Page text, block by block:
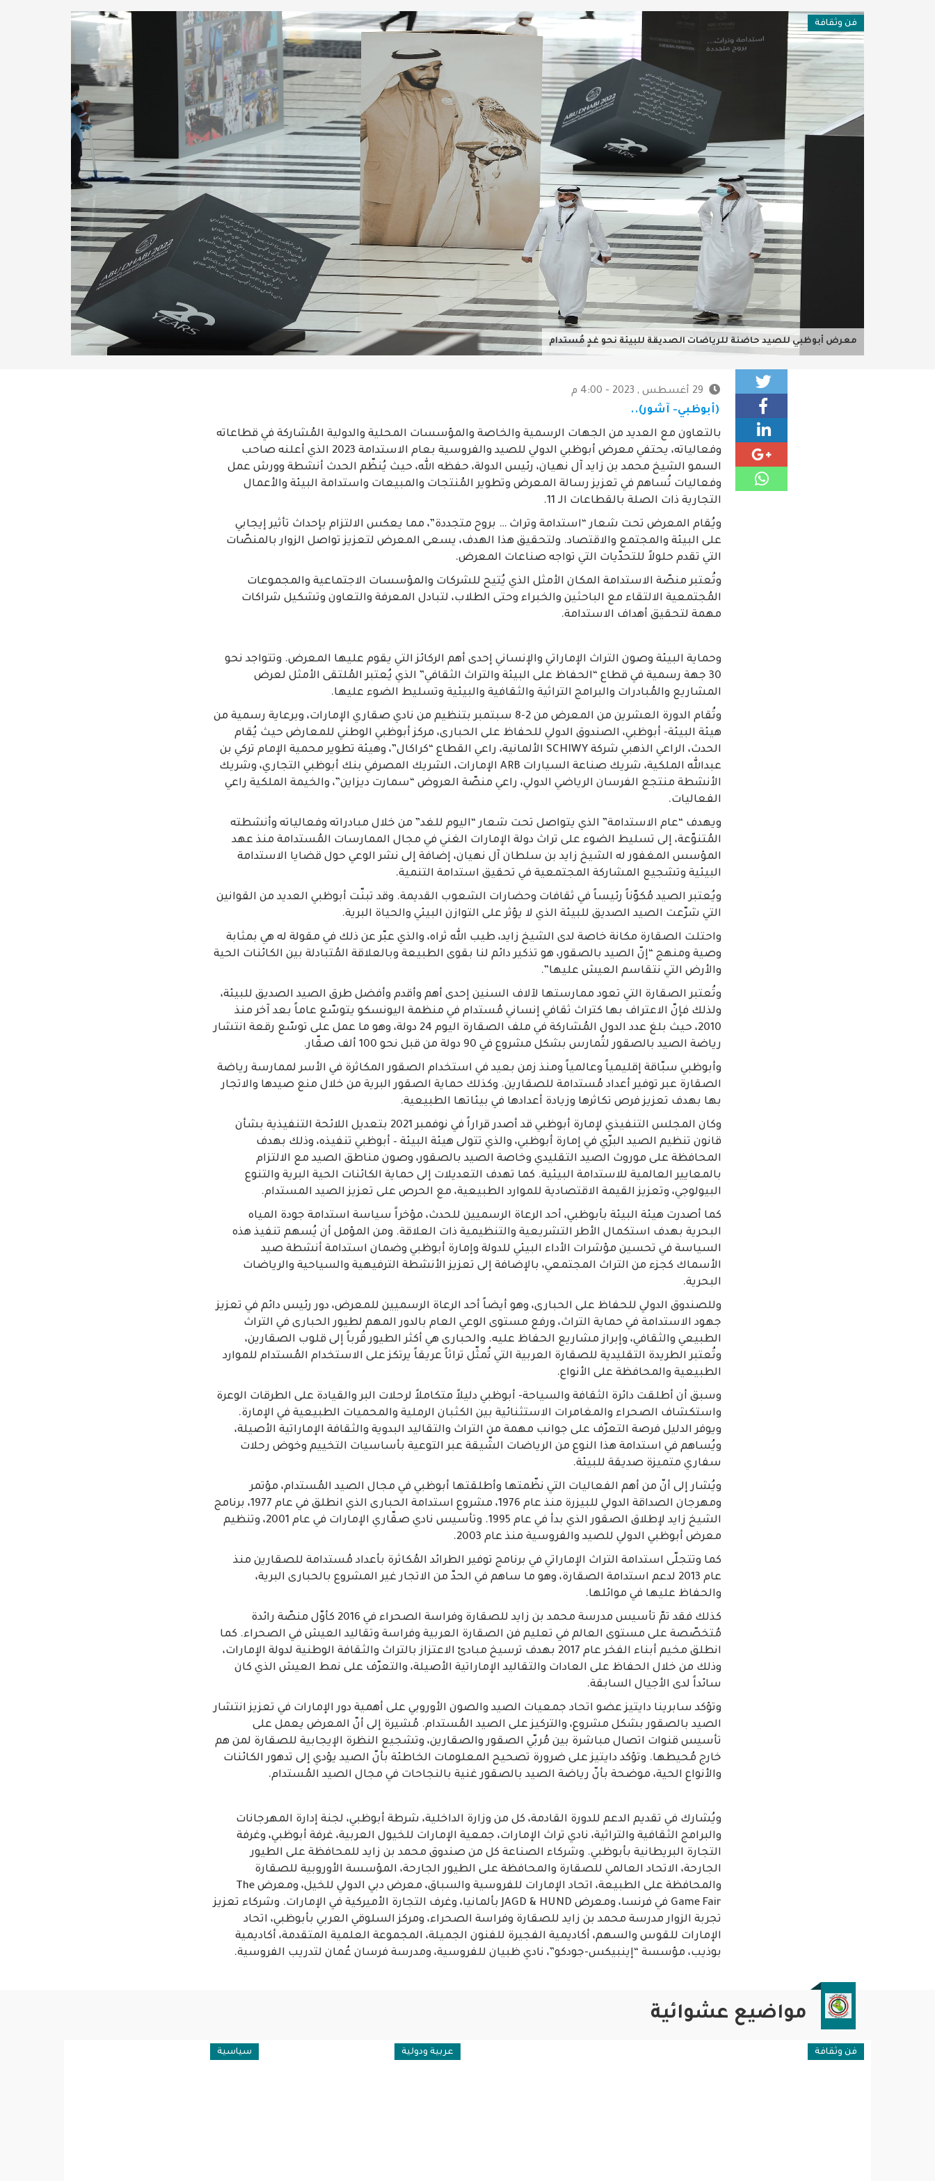
فن وثقافة
معرض أبوظبي للصيد حاضنة للرياضات الصديقة للبيئة نحو غدٍ مُستدام
29 أغسطس , 2023 - 4:00 م
(أبوظبي- آشور)..
بالتعاون مع العديد من الجهات الرسمية والخاصة والمؤسسات المحلية والدولية المُشاركة في قطاعاته
وفعالياته، يحتفي معرض أبوظبي الدولي للصيد والفروسية بعام الاستدامة 2023 الذي أعلنه صاحب
السمو الشيخ محمد بن زايد آل نهيان، رئيس الدولة، حفظه الله، حيث يُنظّم الحدث أنشطة وورش عمل
وفعاليات تُساهم في تعزيز رسالة المعرض وتطوير المُنتجات والمبيعات واستدامة البيئة والأعمال
التجارية ذات الصلة بالقطاعات الـ 11.
ويُقام المعرض تحت شعار “استدامة وتراث … بروح متجددة”، مما يعكس الالتزام بإحداث تأثير إيجابي
على البيئة والمجتمع والاقتصاد. ولتحقيق هذا الهدف، يسعى المعرض لتعزيز تواصل الزوار بالمنصّات
التي تقدم حلولاً للتحدّيات التي تواجه صناعات المعرض.
وتُعتبر منصّة الاستدامة المكان الأمثل الذي يُتيح للشركات والمؤسسات الاجتماعية والمجموعات
المُجتمعية الالتقاء مع الباحثين والخبراء وحتى الطلاب، لتبادل المعرفة والتعاون وتشكيل شراكات
مهمة لتحقيق أهداف الاستدامة.
وحماية البيئة وصون التراث الإماراتي والإنساني إحدى أهم الركائز التي يقوم عليها المعرض. وتتواجد نحو
30 جهة رسمية في قطاع “الحفاظ على البيئة والتراث الثقافي” الذي يُعتبر المُلتقى الأمثل لعرض
المشاريع والمُبادرات والبرامج التراثية والثقافية والبيئية وتسليط الضوء عليها.
وتُقام الدورة العشرين من المعرض من 2-8 سبتمبر بتنظيم من نادي صقاري الإمارات، وبرعاية رسمية من
هيئة البيئة- أبوظبي، الصندوق الدولي للحفاظ على الحبارى، مركز أبوظبي الوطني للمعارض حيث يُقام
الحدث، الراعي الذهبي شركة SCHIWY الألمانية، راعي القطاع “كراكال”، وهيئة تطوير محمية الإمام تركي بن
عبدالله الملكية، شريك صناعة السيارات ARB الإمارات، الشريك المصرفي بنك أبوظبي التجاري، وشريك
الأنشطة منتجع الفرسان الرياضي الدولي، راعي منصّة العروض “سمارت ديزاين”، والخيمة الملكية راعي
الفعاليات.
ويهدف “عام الاستدامة” الذي يتواصل تحت شعار “اليوم للغد” من خلال مبادراته وفعالياته وأنشطته
المُتنوّعة، إلى تسليط الضوء على تراث دولة الإمارات الغني في مجال الممارسات المُستدامة منذ عهد
المؤسس المغفور له الشيخ زايد بن سلطان آل نهيان، إضافة إلى نشر الوعي حول قضايا الاستدامة
البيئية وتشجيع المشاركة المجتمعية في تحقيق استدامة التنمية.
ويُعتبر الصيد مُكوّناً رئيساً في ثقافات وحضارات الشعوب القديمة. وقد تبنّت أبوظبي العديد من القوانين
التي شرّعت الصيد الصديق للبيئة الذي لا يؤثر على التوازن البيئي والحياة البرية.
واحتلت الصقارة مكانة خاصة لدى الشيخ زايد، طيب الله ثراه، والذي عبّر عن ذلك في مقولة له هي بمثابة
وصية ومنهج “إنّ الصيد بالصقور، هو تذكير دائم لنا بقوى الطبيعة وبالعلاقة المُتبادلة بين الكائنات الحية
والأرض التي نتقاسم العيش عليها”.
وتُعتبر الصقارة التي تعود ممارستها لآلاف السنين إحدى أهم وأقدم وأفضل طرق الصيد الصديق للبيئة،
ولذلك فإنّ الاعتراف بها كتراث ثقافي إنساني مُستدام في منظمة اليونسكو يتوسّع عاماً بعد آخر منذ
2010، حيث بلغ عدد الدول المُشاركة في ملف الصقارة اليوم 24 دولة، وهو ما عمل على توسّع رقعة انتشار
رياضة الصيد بالصقور لتُمارس بشكل مشروع في 90 دولة من قبل نحو 100 ألف صقّار.
وأبوظبي سبّاقة إقليمياً وعالمياً ومنذ زمن بعيد في استخدام الصقور المكاثرة في الأسر لممارسة رياضة
الصقارة عبر توفير أعداد مُستدامة للصقارين. وكذلك حماية الصقور البرية من خلال منع صيدها والاتجار
بها بهدف تعزيز فرص تكاثرها وزيادة أعدادها في بيئاتها الطبيعية.
وكان المجلس التنفيذي لإمارة أبوظبي قد أصدر قراراً في نوفمبر 2021 بتعديل اللائحة التنفيذية بشأن
قانون تنظيم الصيد البرّي في إمارة أبوظبي، والذي تتولى هيئة البيئة – أبوظبي تنفيذه، وذلك بهدف
المحافظة على موروث الصيد التقليدي وخاصة الصيد بالصقور، وصون مناطق الصيد مع الالتزام
بالمعايير العالمية للاستدامة البيئية. كما تهدف التعديلات إلى حماية الكائنات الحية البرية والتنوع
البيولوجي، وتعزيز القيمة الاقتصادية للموارد الطبيعية، مع الحرص على تعزيز الصيد المستدام.
كما أصدرت هيئة البيئة بأبوظبي، أحد الرعاة الرسميين للحدث، مؤخراً سياسة استدامة جودة المياه
البحرية بهدف استكمال الأطر التشريعية والتنظيمية ذات العلاقة. ومن المؤمل أن يُسهم تنفيذ هذه
السياسة في تحسين مؤشرات الأداء البيئي للدولة وإمارة أبوظبي وضمان استدامة أنشطة صيد
الأسماك كجزء من التراث المجتمعي، بالإضافة إلى تعزيز الأنشطة الترفيهية والسياحية والرياضات
البحرية.
وللصندوق الدولي للحفاظ على الحبارى، وهو أيضاً أحد الرعاة الرسميين للمعرض، دور رئيس دائم في تعزيز
جهود الاستدامة في حماية التراث، ورفع مستوى الوعي العام بالدور المهم لطيور الحبارى في التراث
الطبيعي والثقافي، وإبراز مشاريع الحفاظ عليه. والحبارى هي أكثر الطيور قُرباً إلى قلوب الصقارين،
وتُعتبر الطريدة التقليدية للصقارة العربية التي تُمثّل تراثاً عريقاً يرتكز على الاستخدام المُستدام للموارد
الطبيعية والمحافظة على الأنواع.
وسبق أن أطلقت دائرة الثقافة والسياحة- أبوظبي دليلاً متكاملاً لرحلات البر والقيادة على الطرقات الوعرة
واستكشاف الصحراء والمغامرات الاستثنائية بين الكثبان الرملية والمحميات الطبيعية في الإمارة.
ويوفر الدليل فرصة التعرّف على جوانب مهمة من التراث والتقاليد البدوية والثقافة الإماراتية الأصيلة،
ويُساهم في استدامة هذا النوع من الرياضات الشّيقة عبر التوعية بأساسيات التخييم وخوض رحلات
سفاري متميزة صديقة للبيئة.
ويُشار إلى أنّ من أهم الفعاليات التي نظّمتها وأطلقتها أبوظبي في مجال الصيد المُستدام، مؤتمر
ومهرجان الصداقة الدولي للبيزرة منذ عام 1976، مشروع استدامة الحبارى الذي انطلق في عام 1977، برنامج
الشيخ زايد لإطلاق الصقور الذي بدأ في عام 1995. وتأسيس نادي صقّاري الإمارات في عام 2001، وتنظيم
معرض أبوظبي الدولي للصيد والفروسية منذ عام 2003.
كما وتتجلّى استدامة التراث الإماراتي في برنامج توفير الطرائد المُكاثرة بأعداد مُستدامة للصقارين منذ
عام 2013 لدعم استدامة الصقارة، وهو ما ساهم في الحدّ من الاتجار غير المشروع بالحبارى البرية،
والحفاظ عليها في موائلها.
كذلك فقد تمّ تأسيس مدرسة محمد بن زايد للصقارة وفراسة الصحراء في 2016 كأوّل منصّة رائدة
مُتخصّصة على مستوى العالم في تعليم فن الصقارة العربية وفراسة وتقاليد العيش في الصحراء. كما
انطلق مخيم أبناء الفخر عام 2017 بهدف ترسيخ مبادئ الاعتزاز بالتراث والثقافة الوطنية لدولة الإمارات،
وذلك من خلال الحفاظ على العادات والتقاليد الإماراتية الأصيلة، والتعرّف على نمط العيش الذي كان
سائداً لدى الأجيال السابقة.
وتؤكد سابرينا دايتيز عضو اتحاد جمعيات الصيد والصون الأوروبي على أهمية دور الإمارات في تعزيز انتشار
الصيد بالصقور بشكل مشروع، والتركيز على الصيد المُستدام. مُشيرة إلى أنّ المعرض يعمل على
تأسيس قنوات اتصال مباشرة بين مُربّي الصقور والصقارين، وتشجيع النظرة الإيجابية للصقارة لمن هم
خارج مُحيطها. وتؤكد دايتيز على ضرورة تصحيح المعلومات الخاطئة بأنّ الصيد يؤدي إلى تدهور الكائنات
والأنواع الحية، موضحة بأنّ رياضة الصيد بالصقور غنية بالنجاحات في مجال الصيد المُستدام.
ويُشارك في تقديم الدعم للدورة القادمة، كل من وزارة الداخلية، شرطة أبوظبي، لجنة إدارة المهرجانات
والبرامج الثقافية والتراثية، نادي تراث الإمارات، جمعية الإمارات للخيول العربية، غرفة أبوظبي، وغرفة
التجارة البريطانية بأبوظبي. وشركاء الصناعة كل من صندوق محمد بن زايد للمحافظة على الطيور
الجارحة، الاتحاد العالمي للصقارة والمحافظة على الطيور الجارحة، المؤسسة الأوروبية للصقارة
والمحافظة على الطبيعة، اتحاد الإمارات للفروسية والسباق، معرض دبي الدولي للخيل، ومعرض The
Game Fair في فرنسا، ومعرض JAGD & HUND بألمانيا، وغرف التجارة الأميركية في الإمارات. وشركاء تعزيز
تجربة الزوار مدرسة محمد بن زايد للصقارة وفراسة الصحراء، ومركز السلوقي العربي بأبوظبي، اتحاد
الإمارات للقوس والسهم، أكاديمية الفجيرة للفنون الجميلة، المجموعة العلمية المتقدمة، أكاديمية
بوذيب، مؤسسة “إينبيكس-جودكو”، نادي ظبيان للفروسية، ومدرسة فرسان عُمان لتدريب الفروسية.
مواضيع عشوائية
فن وثقافة عربية ودولية سياسية
عربية ودولية
تحقيقات صحفية